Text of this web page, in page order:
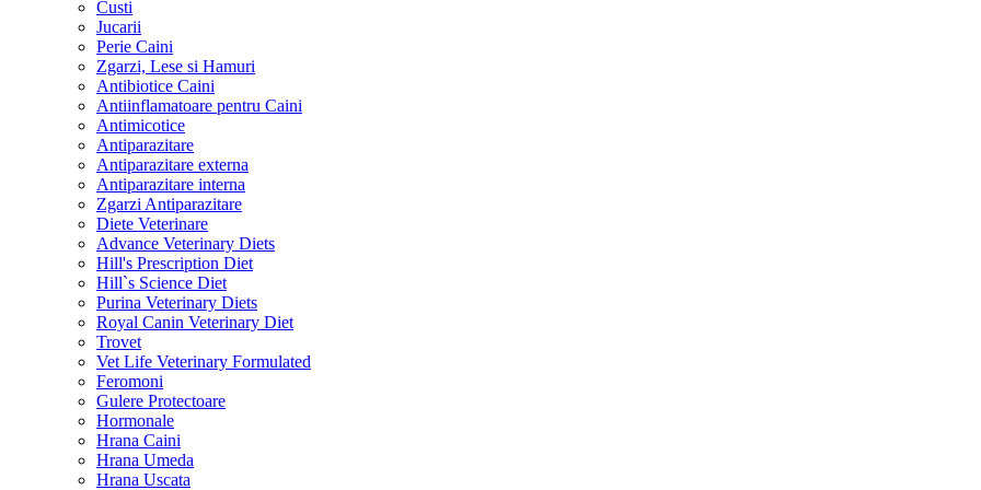
Custi
Jucarii
Perie Caini
Zgarzi, Lese si Hamuri
Antibiotice Caini
Antiinflamatoare pentru Caini
Antimicotice
Antiparazitare
Antiparazitare externa
Antiparazitare interna
Zgarzi Antiparazitare
Diete Veterinare
Advance Veterinary Diets
Hill's Prescription Diet
Hill`s Science Diet
Purina Veterinary Diets
Royal Canin Veterinary Diet
Trovet
Vet Life Veterinary Formulated
Feromoni
Gulere Protectoare
Hormonale
Hrana Caini
Hrana Umeda
Hrana Uscata